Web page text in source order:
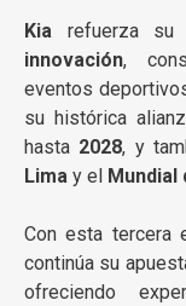
Kia refuerza su
innovación,
eventos
su histórica
hasta 2028, y
Lima y el Mundial
Con esta tercera
continúa su
ofreciendo